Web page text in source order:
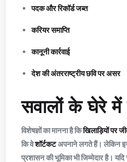
पदक और रिकॉर्ड जब्त
करियर समाप्ति
कानूनी कार्रवाई
देश की अंतरराष्ट्रीय छवि पर असर
सवालों के घेरे
विशेषज्ञों का मानना है किखिलाड़ियों पर
कि वेशॉर्टकटअपनाने लगते हैं। लेकिन
प्रशासन की भूमिका भी जिम्मेदार है। यदि